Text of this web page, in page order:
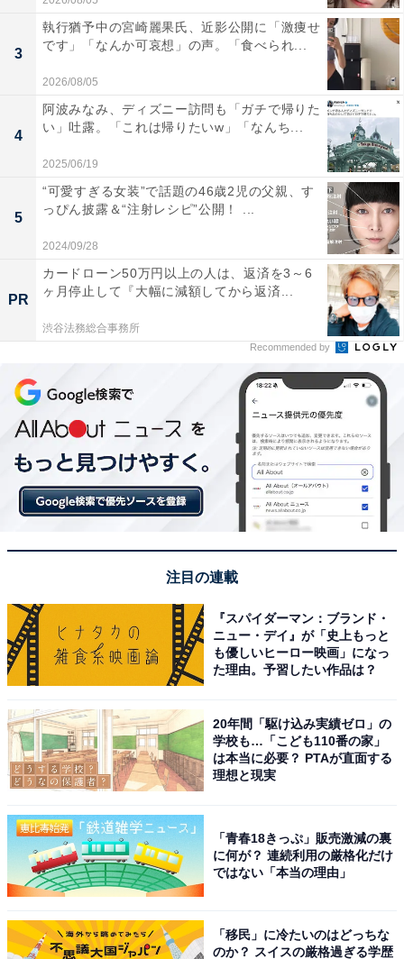
3
執行猶予中の宮崎麗果氏、近影公開に「激痩せ
です」「なんか可哀想」の声。「食べられ...
2026/08/05
4
阿波みなみ、ディズニー訪問も「ガチで帰りた
い」吐露。「これは帰りたいw」「なんち...
2025/06/19
5
“可愛すぎる女装”で話題の46歳2児の父親、す
っぴん披露＆“注射レシピ”公開！ ...
2024/09/28
PR
カードローン50万円以上の人は、返済を3～6
ヶ月停止して『大幅に減額してから返済...
渋谷法務総合事務所
Recommended by
注目の連載
『スパイダーマン：ブランド・
ニュー・デイ』が「史上もっと
も優しいヒーロー映画」になっ
た理由。予習したい作品は？
20年間「駆け込み実績ゼロ」の
学校も…「こども110番の家」
は本当に必要？ PTAが直面する
理想と現実
「青春18きっぷ」販売激減の裏
に何が？ 連続利用の厳格化だけ
ではない「本当の理由」
「移民」に冷たいのはどっちな
のか？ スイスの厳格過ぎる学歴